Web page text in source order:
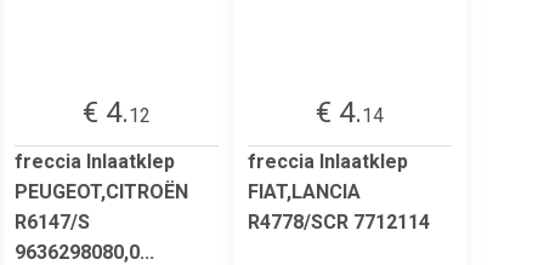
€ 4.12
freccia Inlaatklep
PEUGEOT,CITROËN
R6147/S
9636298080,0...
€ 4.14
freccia Inlaatklep
FIAT,LANCIA
R4778/SCR 7712114